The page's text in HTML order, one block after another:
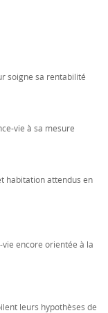
soigne sa rentabilité
vie à sa mesure
habitation attendus en
encore orientée à la
leurs hypothèses de